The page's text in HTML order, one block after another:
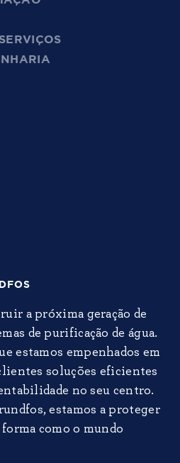
a próxima geração de
de purificação de água.
estamos empenhados em
soluções eficientes
no seu centro.
estamos a proteger
como o mundo